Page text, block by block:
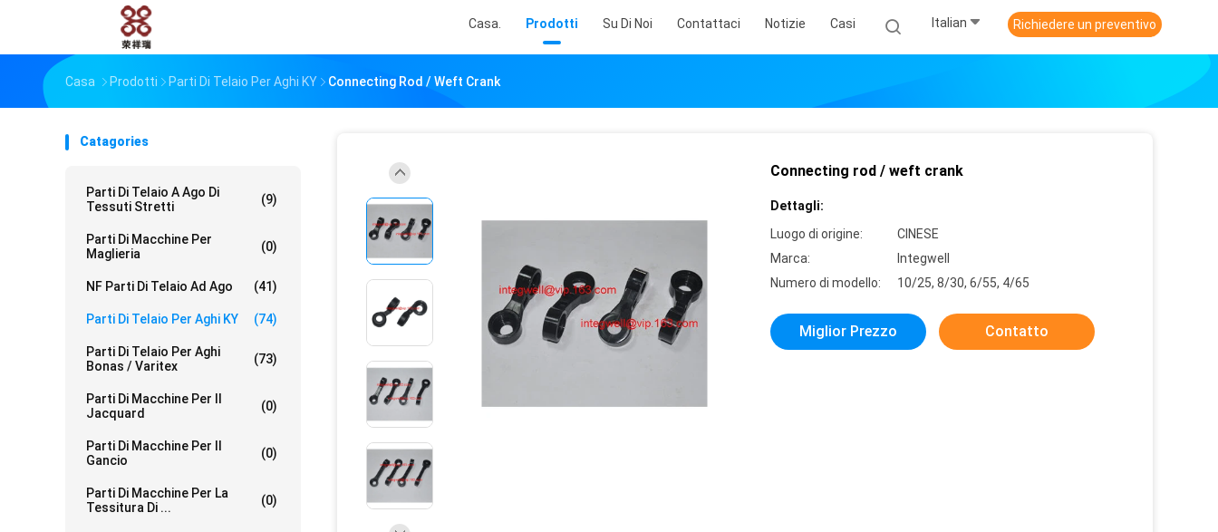
Casa. Prodotti Su Di Noi Contattaci Notizie Casi Italian Richiedere un preventivo
Casa Prodotti Parti Di Telaio Per Aghi KY Connecting Rod / Weft Crank
Catagories
Parti Di Telaio A Ago Di
Tessuti Stretti
(9)
Parti Di Macchine Per
Maglieria
(0)
NF Parti Di Telaio Ad Ago (41)
Parti Di Telaio Per Aghi KY (74)
Parti Di Telaio Per Aghi
Bonas / Varitex
(73)
Parti Di Macchine Per Il
Jacquard
(0)
Parti Di Macchine Per Il
Gancio
(0)
Parti Di Macchine Per La
Tessitura Di ...
(0)
Connecting rod / weft crank
Dettagli:
Luogo di origine:
CINESE
Marca:
Integwell
Numero di modello:
10/25, 8/30, 6/55, 4/65
Miglior Prezzo Contatto